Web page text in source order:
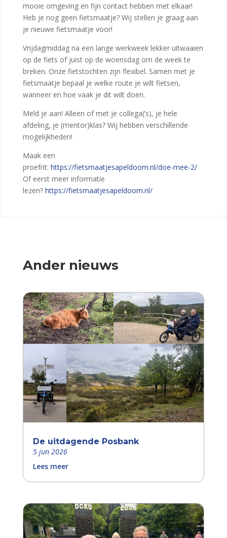
mooie omgeving en fijn contact hebben met elkaar!
Heb je nog geen fietsmaatje? Wij stellen je graag aan
je nieuwe fietsmaatje voor!
Vrijdagmiddag na een lange werkweek lekker uitwaaien
op de fiets of juist op de woensdag om de week te
breken. Onze fietstochten zijn flexibel. Samen met je
fietsmaatje bepaal je welke route je wilt fietsen,
wanneer en hoe vaak je dit wilt doen.
Meld je aan! Alleen of met je collega(’s), je hele
afdeling, je (mentor)klas? Wij hebben verschillende
mogelijkheden!
Maak een
proefrit: https://fietsmaatjesapeldoorn.nl/doe-mee-2/
Of eerst meer informatie
lezen? https://fietsmaatjesapeldoorn.nl/
Ander nieuws
De uitdagende Posbank
5 jun 2026
Lees meer